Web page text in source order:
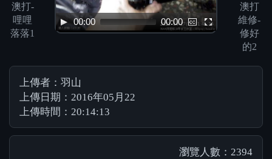
澳打-
哩哩
落落1
00:00 00:00
澳打
維修-
修好
的2
上傳者：羽山
上傳日期：2016年05月22
上傳時間：20:14:13
瀏覽人數：2394